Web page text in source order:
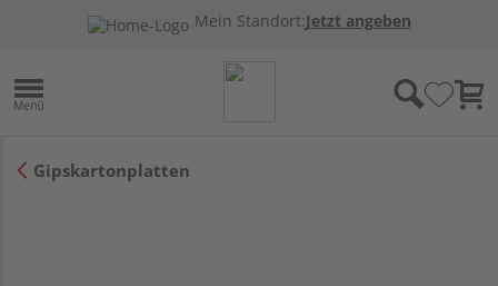
Mein Standort:Jetzt angeben
Gipskartonplatten